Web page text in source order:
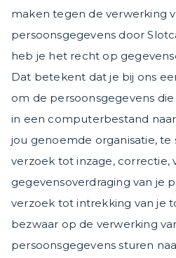
maken tegen de verwerking
persoonsgegevens door
heb je het recht op
Dat betekent dat je bij ons
om de persoonsgegevens
in een computerbestand
jou genoemde organisatie, te
verzoek tot inzage, correctie,
gegevensoverdraging van je
verzoek tot intrekking van je
bezwaar op de verwerking
persoonsgegevens sturen